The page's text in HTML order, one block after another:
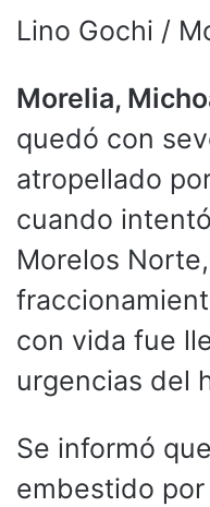
Lino Gochi /
Morelia,
quedó con
atropellado
cuando
Morelos
con vida fue
urgencias del
Se informó
embestido